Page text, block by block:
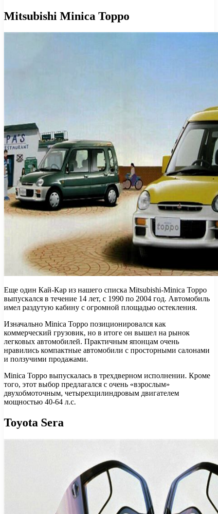
Mitsubishi Minica Toppo
Еще один Кай-Кар из нашего списка Mitsubishi-Minica Toppo
выпускался в течение 14 лет, с 1990 по 2004 год. Автомобиль
имел раздутую кабину с огромной площадью остекления.
Изначально Minica Toppo позиционировался как
коммерческий грузовик, но в итоге он вышел на рынок
легковых автомобилей. Практичным японцам очень
нравились компактные автомобили с просторными салонами
и ползучими продажами.
Minica Toppo выпускалась в трехдверном исполнении. Кроме
того, этот выбор предлагался с очень «взрослым»
двухобмоточным, четырехцилиндровым двигателем
мощностью 40-64 л.с.
Toyota Sera